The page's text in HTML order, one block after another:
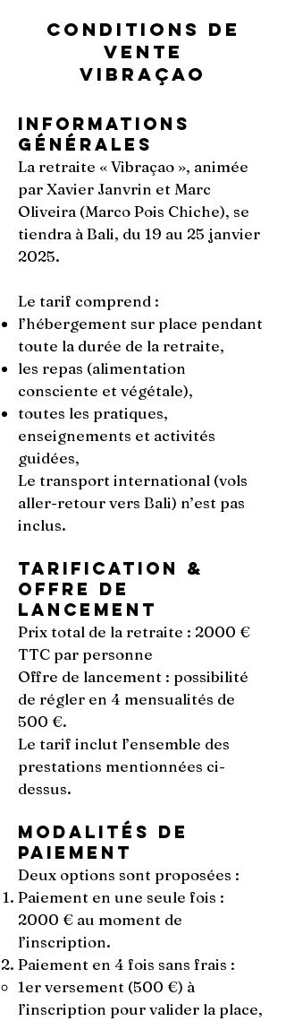
Conditions de
vente
Vibraçao
Informations
générales
La retraite « Vibraçao », animée
par Xavier Janvrin et Marc
Oliveira (Marco Pois Chiche), se
tiendra à Bali, du 19 au 25 janvier
2025.
Le tarif comprend :
l’hébergement sur place pendant
toute la durée de la retraite,
les repas (alimentation
consciente et végétale),
toutes les pratiques,
enseignements et activités
guidées,
Le transport international (vols
aller-retour vers Bali) n’est pas
inclus.
Tarification &
offre de
lancement
Prix total de la retraite : 2000 €
TTC par personne
Offre de lancement : possibilité
de régler en 4 mensualités de
500 €.
Le tarif inclut l’ensemble des
prestations mentionnées ci-
dessus.
Modalités de
paiement
Deux options sont proposées :
Paiement en une seule fois :
2000 € au moment de
l’inscription.
Paiement en 4 fois sans frais :
1er versement (500 €) à
l’inscription pour valider la place,